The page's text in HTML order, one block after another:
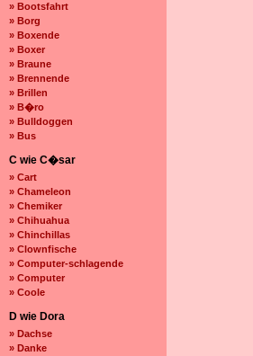
» Bootsfahrt
» Borg
» Boxende
» Boxer
» Braune
» Brennende
» Brillen
» B�ro
» Bulldoggen
» Bus
C wie C�sar
» Cart
» Chameleon
» Chemiker
» Chihuahua
» Chinchillas
» Clownfische
» Computer-schlagende
» Computer
» Coole
D wie Dora
» Dachse
» Danke